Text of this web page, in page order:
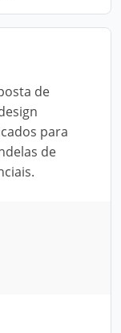
de
para
de